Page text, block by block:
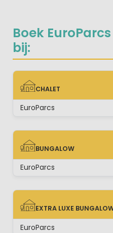
Boek
bij:
CHALET
CHALET
EuroParcs
BUNGALOW
BUNGALOW
EuroParcs
EXTRA LUXE BUNGALOW
EXTRA LUXE
EuroParcs